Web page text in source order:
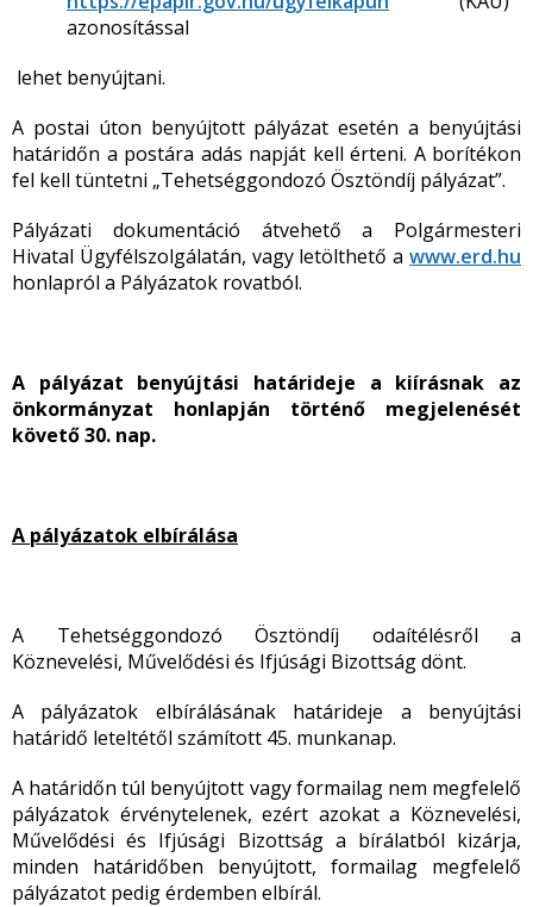
azonosítással
lehet benyújtani.
A postai úton benyújtott pályázat esetén a benyújtási
határidőn a postára adás napját kell érteni. A borítékon
fel kell tüntetni „Tehetséggondozó Ösztöndíj pályázat”.
Pályázati dokumentáció átvehető a Polgármesteri
Hivatal Ügyfélszolgálatán, vagy letölthető a www.erd.hu
honlapról a Pályázatok rovatból.
A pályázat benyújtási határideje a kiírásnak az
önkormányzat honlapján történő megjelenését
követő 30. nap.
A pályázatok elbírálása
A Tehetséggondozó Ösztöndíj odaítélésről a
Köznevelési, Művelődési és Ifjúsági Bizottság dönt.
A pályázatok elbírálásának határideje a benyújtási
határidő leteltétől számított 45. munkanap.
A határidőn túl benyújtott vagy formailag nem megfelelő
pályázatok érvénytelenek, ezért azokat a Köznevelési,
Művelődési és Ifjúsági Bizottság a bírálatból kizárja,
minden határidőben benyújtott, formailag megfelelő
pályázatot pedig érdemben elbírál.